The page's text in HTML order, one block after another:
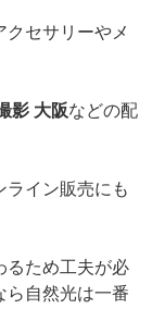
セサリーやメ
影 大阪などの配
ライン販売にも
るため工夫が必
ら自然光は一番